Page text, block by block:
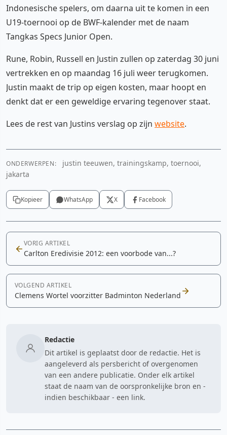
Indonesische spelers, om daarna uit te komen in een
U19-toernooi op de BWF-kalender met de naam
Tangkas Specs Junior Open.
Rune, Robin, Russell en Justin zullen op zaterdag 30 juni
vertrekken en op maandag 16 juli weer terugkomen.
Justin maakt de trip op eigen kosten, maar hoopt en
denkt dat er een geweldige ervaring tegenover staat.
Lees de rest van Justins verslag op zijn website.
ONDERWERPEN:
justin teeuwen, trainingskamp, toernooi,
jakarta
Kopieer WhatsApp X Facebook
VORIG ARTIKEL
Carlton Eredivisie 2012: een voorbode van...?
VOLGEND ARTIKEL
Clemens Wortel voorzitter Badminton Nederland
Redactie
Dit artikel is geplaatst door de redactie. Het is
aangeleverd als persbericht of overgenomen
van een andere publicatie. Onder elk artikel
staat de naam van de oorspronkelijke bron en -
indien beschikbaar - een link.